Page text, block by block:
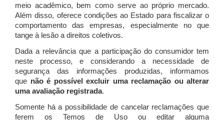
meio acadêmico, bem como serve ao próprio mercado.
Além disso, oferece condições ao Estado para fiscalizar o
comportamento das empresas, especialmente no que
tange à lesão a direitos coletivos.
Dada a relevância que a participação do consumidor tem
neste processo, e considerando a necessidade de
segurança das informações produzidas, informamos
que não é possível excluir uma reclamação ou alterar
uma avaliação registrada.
Somente há a possibilidade de cancelar reclamações que
ferem os Temos de Uso ou editar alguma